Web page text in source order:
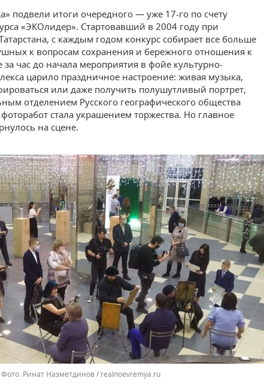
подвели итоги очередного — уже 17-го по счету
«ЭКОлидер». Стартовавший в 2004 году при
с каждым годом конкурс собирает все больше
к вопросам сохранения и бережного отношения к
час до начала мероприятия в фойе культурно-
царило праздничное настроение: живая музыка,
или даже получить полушутливый портрет,
отделением Русского географического общества
стала украшением торжества. Но главное
на сцене.
Фото: Ринат Назметдинов / realnoevremya.ru